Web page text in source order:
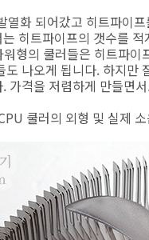
열화 되어갔고 히트파이
히트파이프의 갯수를
형의 쿨러들은 히트파
나오게 됩니다. 하지만
가격을 저렴하게 만들면
쿨러의 외형 및 실제